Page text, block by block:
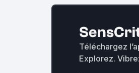
Téléchargez
Explorez.